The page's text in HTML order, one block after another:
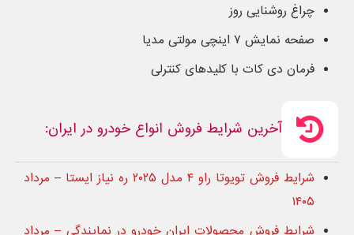
چراغ روشنایی روز
صفحه نمایش ۷ اینچی مولتی مدیا
فرمان دی کات با کلیدهای کنترلی
آخرین شرایط فروش انواع خودرو در ایران:
شرایط فروش تویوتا راو ۴ مدل ۲۰۲۵ ره نیاز ایستا – مرداد
۱۴۰۵
شرایط فروش محصولات ایران خودرو در نمایندگی – مرداد